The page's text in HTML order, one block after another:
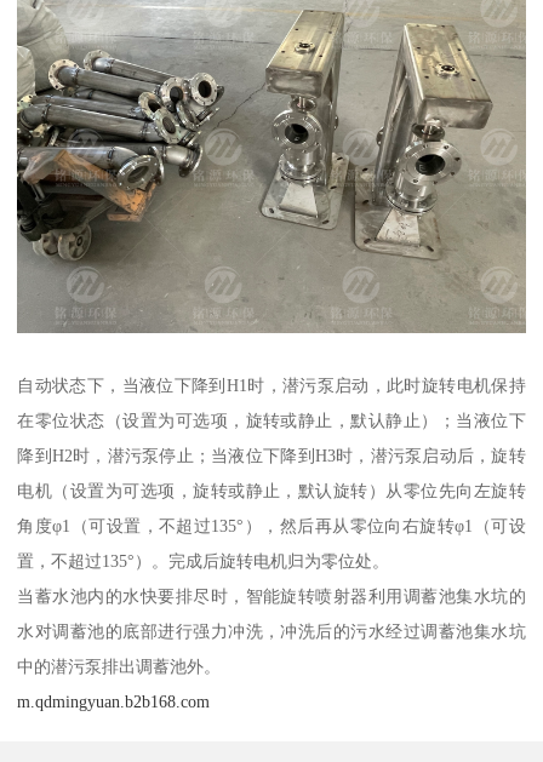
自动状态下，当液位下降到H1时，潜污泵启动，此时旋转电机保持
在零位状态（设置为可选项，旋转或静止，默认静止）；当液位下
降到H2时，潜污泵停止；当液位下降到H3时，潜污泵启动后，旋转
电机（设置为可选项，旋转或静止，默认旋转）从零位先向左旋转
角度φ1（可设置，不超过135°），然后再从零位向右旋转φ1（可设
置，不超过135°）。完成后旋转电机归为零位处。
当蓄水池内的水快要排尽时，智能旋转喷射器利用调蓄池集水坑的
水对调蓄池的底部进行强力冲洗，冲洗后的污水经过调蓄池集水坑
中的潜污泵排出调蓄池外。
m.qdmingyuan.b2b168.com